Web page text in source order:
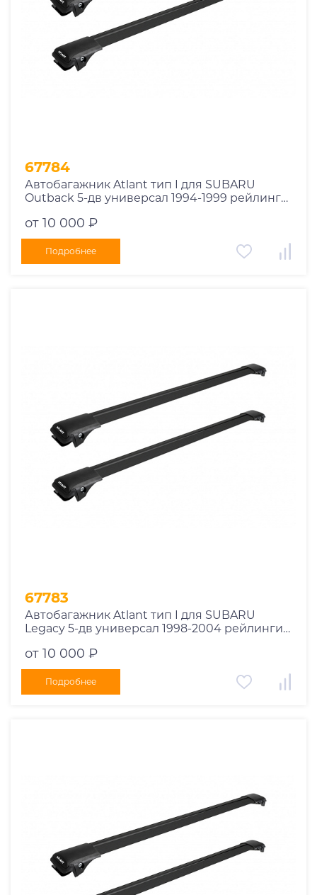
67784
Автобагажник Atlant тип I для SUBARU
Outback 5-дв универсал 1994-1999 рейлинги
от 10 000 ₽
Подробнее
67783
Автобагажник Atlant тип I для SUBARU
Legacy 5-дв универсал 1998-2004 рейлинги
от 10 000 ₽
Подробнее